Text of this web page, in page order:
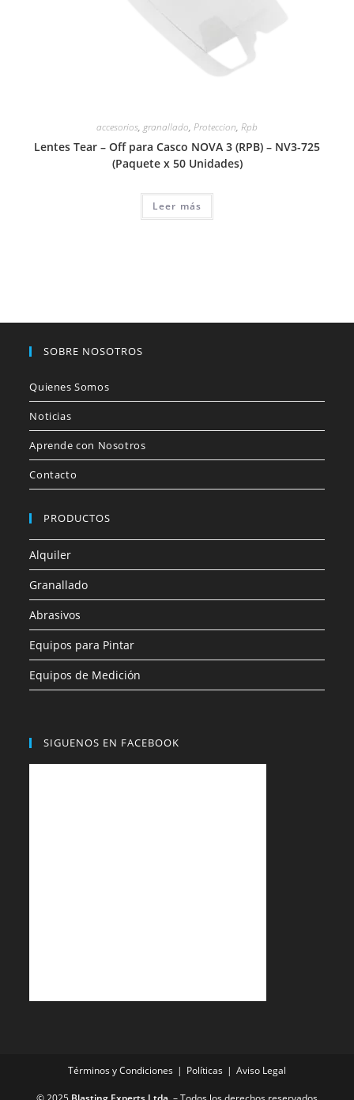
accesorios, granallado, Proteccion, Rpb
Lentes Tear – Off para Casco NOVA 3 (RPB) – NV3-725
(Paquete x 50 Unidades)
Leer más
SOBRE NOSOTROS
Quienes Somos
Noticias
Aprende con Nosotros
Contacto
PRODUCTOS
Alquiler
Granallado
Abrasivos
Equipos para Pintar
Equipos de Medición
SIGUENOS EN FACEBOOK
Términos y Condiciones Políticas Aviso Legal